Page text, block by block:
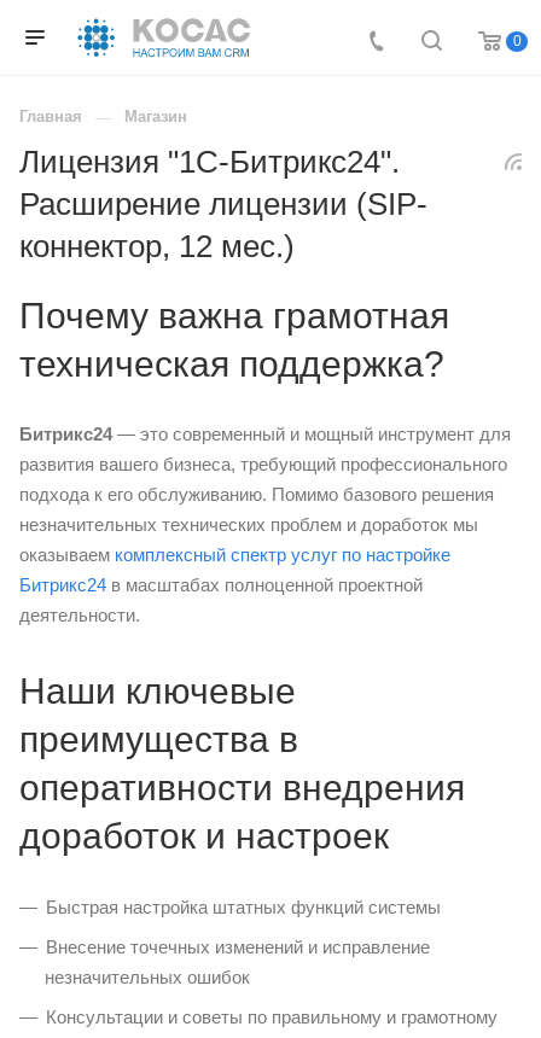
0
Главная Магазин
Лицензия "1С-Битрикс24".
Расширение лицензии (SIP-
коннектор, 12 мес.)
Почему важна грамотная
техническая поддержка?
Битрикс24— это современный и мощный инструмент для
развития вашего бизнеса, требующий профессионального
подхода к его обслуживанию. Помимо базового решения
незначительных технических проблем и доработок мы
оказываем комплексный спектр услуг по настройке
Битрикс24 в масштабах полноценной проектной
деятельности.
Наши ключевые
преимущества в
оперативности внедрения
доработок и настроек
Быстрая настройка штатных функций системы
Внесение точечных изменений и исправление
незначительных ошибок
Консультации и советы по правильному и грамотному